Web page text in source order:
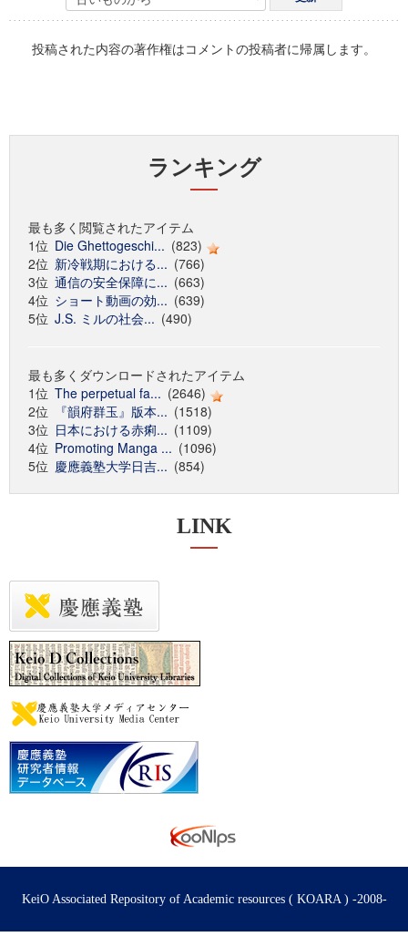
投稿された内容の著作権はコメントの投稿者に帰属します。
ランキング
最も多く閲覧されたアイテム
1位 Die Ghettogeschi... (823)
2位 新冷戦期における... (766)
3位 通信の安全保障に... (663)
4位 ショート動画の効... (639)
5位 J.S. ミルの社会... (490)
最も多くダウンロードされたアイテム
1位 The perpetual fa... (2646)
2位
『韻府群玉』版本... (1518)
3位 日本における赤痢... (1109)
4位 Promoting Manga ... (1096)
5位 慶應義塾大学日吉... (854)
LINK
KeiO Associated Repository of Academic resources ( KOARA ) -2008-